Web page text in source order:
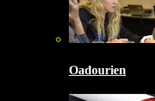
Oadourien